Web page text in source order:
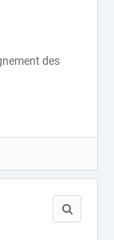
des